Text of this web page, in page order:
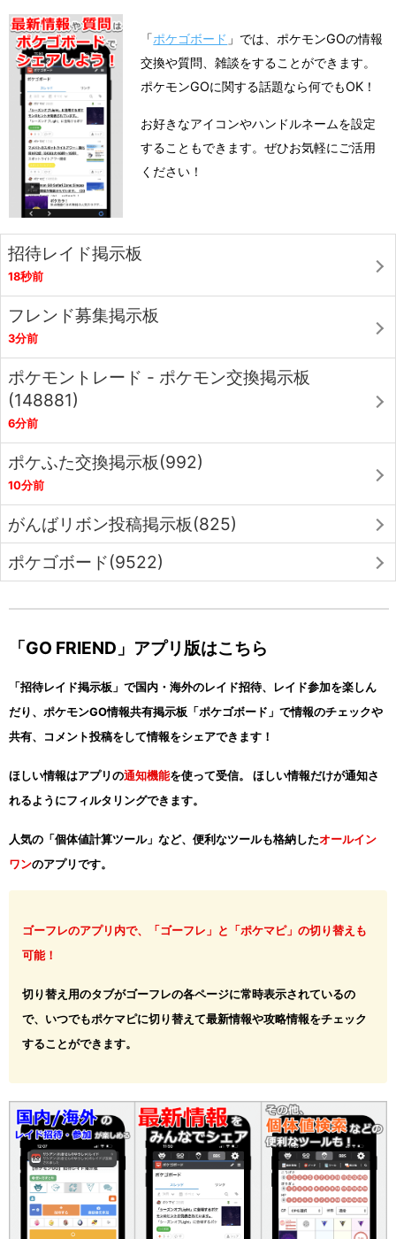
「ポケゴボード 」では、ポケモンGOの情報
交換や質問、雑談をすることができます。
ポケモンGOに関する話題なら何でもOK！
お好きなアイコンやハンドルネームを設定
することもできます。ぜひお気軽にご活用
ください！
招待レイド掲示板
18秒前
フレンド募集掲示板
3分前
ポケモントレード - ポケモン交換掲示板
(148881)
6分前
ポケふた交換掲示板(992)
10分前
がんばリボン投稿掲示板(825)
ポケゴボード(9522)
「GO FRIEND」アプリ版はこちら
「招待レイド掲示板」で国内・海外のレイド招待、レイド参加を楽しん
だり、ポケモンGO情報共有掲示板「ポケゴボード」で情報のチェックや
共有、コメント投稿をして情報をシェアできます！
ほしい情報はアプリの通知機能を使って受信。 ほしい情報だけが通知さ
れるようにフィルタリングできます。
人気の「個体値計算ツール」など、便利なツールも格納したオールイン
ワンのアプリです。
ゴーフレのアプリ内で、「ゴーフレ」と「ポケマピ」の切り替えも
可能！
切り替え用のタブがゴーフレの各ページに常時表示されているの
で、いつでもポケマピに切り替えて最新情報や攻略情報をチェック
することができます。